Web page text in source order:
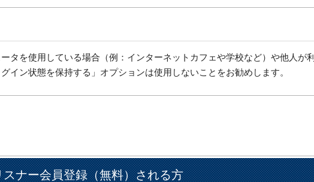
タを使用している場合（例：インターネットカフェや学校など）や他人が利
イン状態を保持する」オプションは使用しないことをお勧めします。
スナー会員登録（無料）される方